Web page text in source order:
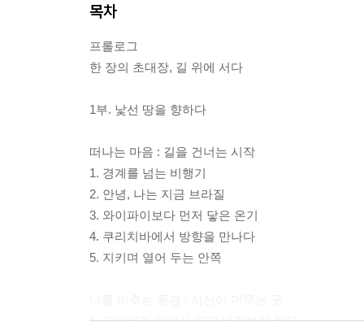
목차
프롤로그
한 장의 초대장, 길 위에 서다
1부. 낯선 땅을 향하다
떠나는 마음 : 길을 건너는 시작
1. 경계를 넘는 비행기
2. 안녕, 나는 지금 브라질
3. 와이파이보다 먼저 닿은 온기
4. 쿠리치바에서 방향을 만나다
5. 지키며 열어 두는 안쪽
1. 카피바라 앞에서 오래 바라보게 된다